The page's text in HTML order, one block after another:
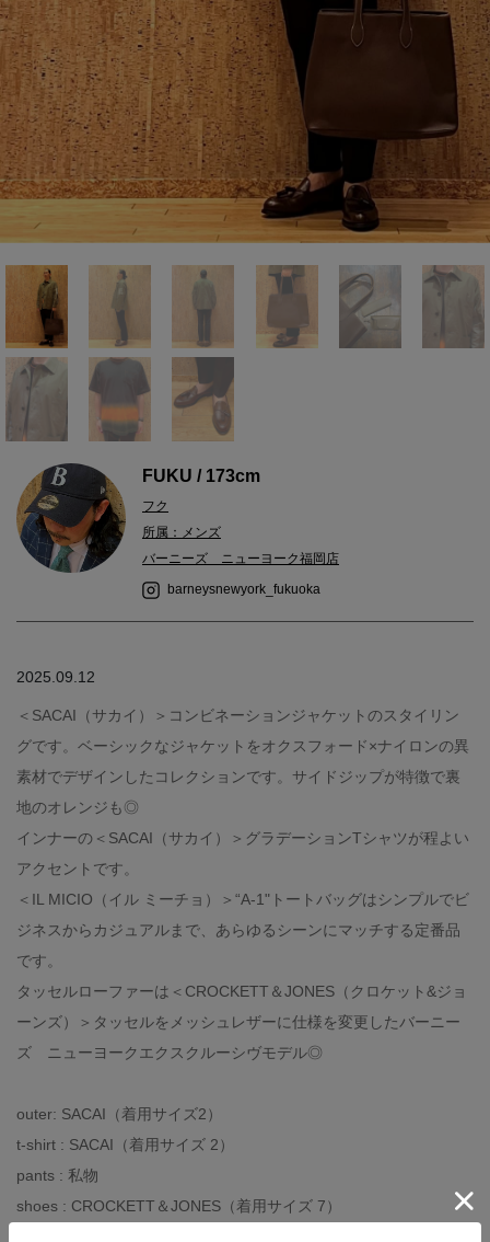
FUKU / 173cm
フク
所属：メンズ
バーニーズ ニューヨーク福岡店
barneysnewyork_fukuoka
2025.09.12
＜SACAI（サカイ）＞コンビネーションジャケットのスタイリン
グです。ベーシックなジャケットをオクスフォード×ナイロンの異
素材でデザインしたコレクションです。サイドジップが特徴で裏
地のオレンジも◎
インナーの＜SACAI（サカイ）＞グラデーションTシャツが程よい
アクセントです。
＜IL MICIO（イル ミーチョ）＞“A-1"トートバッグはシンプルでビ
ジネスからカジュアルまで、あらゆるシーンにマッチする定番品
です。
タッセルローファーは＜CROCKETT＆JONES（クロケット&ジョ
ーンズ）＞タッセルをメッシュレザーに仕様を変更したバーニー
ズ ニューヨークエクスクルーシヴモデル◎
outer: SACAI（着用サイズ2）
t-shirt : SACAI（着用サイズ 2）
pants : 私物
shoes : CROCKETT＆JONES（着用サイズ 7）